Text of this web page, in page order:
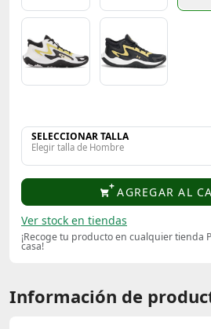
SELECCIONAR TALLA
Elegir talla de Hombre
AGREGAR AL
Ver stock en tiendas
¡Recoge tu producto en cualquier tienda
casa!
Información de